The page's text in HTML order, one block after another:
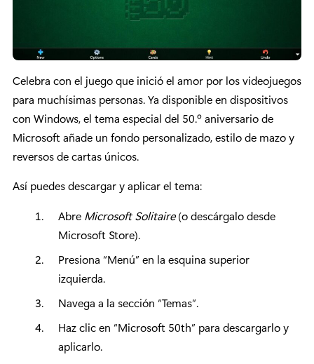
Celebra con el juego que inició el amor por los videojuegos
para muchísimas personas. Ya disponible en dispositivos
con Windows, el tema especial del 50.º aniversario de
Microsoft añade un fondo personalizado, estilo de mazo y
reversos de cartas únicos.
Así puedes descargar y aplicar el tema:
Abre Microsoft Solitaire(o descárgalo desde
Microsoft Store).
Presiona “Menú” en la esquina superior
izquierda.
Navega a la sección “Temas”.
Haz clic en “Microsoft 50th” para descargarlo y
aplicarlo.